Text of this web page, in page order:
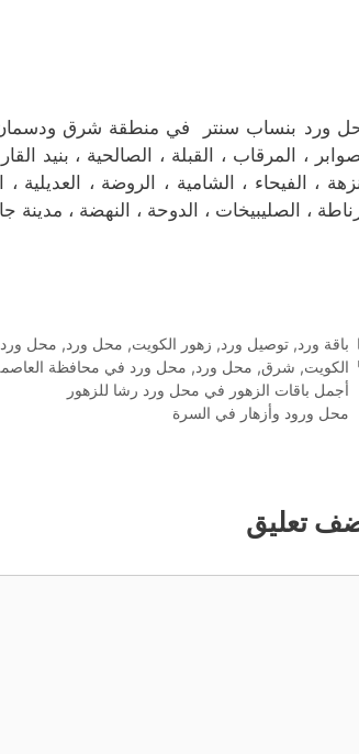
، المرقاب ، القبلة ، الصالحية ، بنيد
، الفيحاء ، الشامية ، الروضة ،
، الصليبيخات ، الدوحة ، النهضة ، مدينة
التصنيفات
باقة ورد, توصيل ورد, زهور الكويت, محل ورد, محل
الوسوم
الكويت, شرق, محل ورد, محل ورد في محافظة
أجمل باقات الزهور في محل ورد رشا للزهور
محل ورود وأزهار في السرة
تعليق